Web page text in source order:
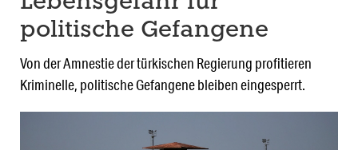
politische Gefangene
Von der Amnestie der türkischen Regierung profitieren
Kriminelle, politische Gefangene bleiben eingesperrt.